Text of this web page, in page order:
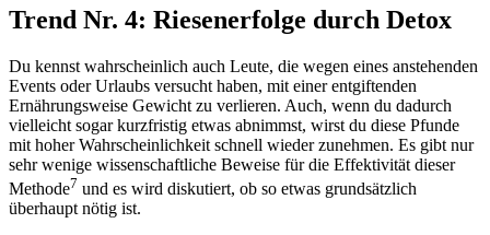
Trend Nr. 4: Riesenerfolge durch Detox
Du kennst wahrscheinlich auch Leute, die wegen eines anstehenden
Events oder Urlaubs versucht haben, mit einer entgiftenden
Ernährungsweise Gewicht zu verlieren. Auch, wenn du dadurch
vielleicht sogar kurzfristig etwas abnimmst, wirst du diese Pfunde
mit hoher Wahrscheinlichkeit schnell wieder zunehmen. Es gibt nur
sehr wenige wissenschaftliche Beweise für die Effektivität dieser
Methode7 und es wird diskutiert, ob so etwas grundsätzlich
überhaupt nötig ist.